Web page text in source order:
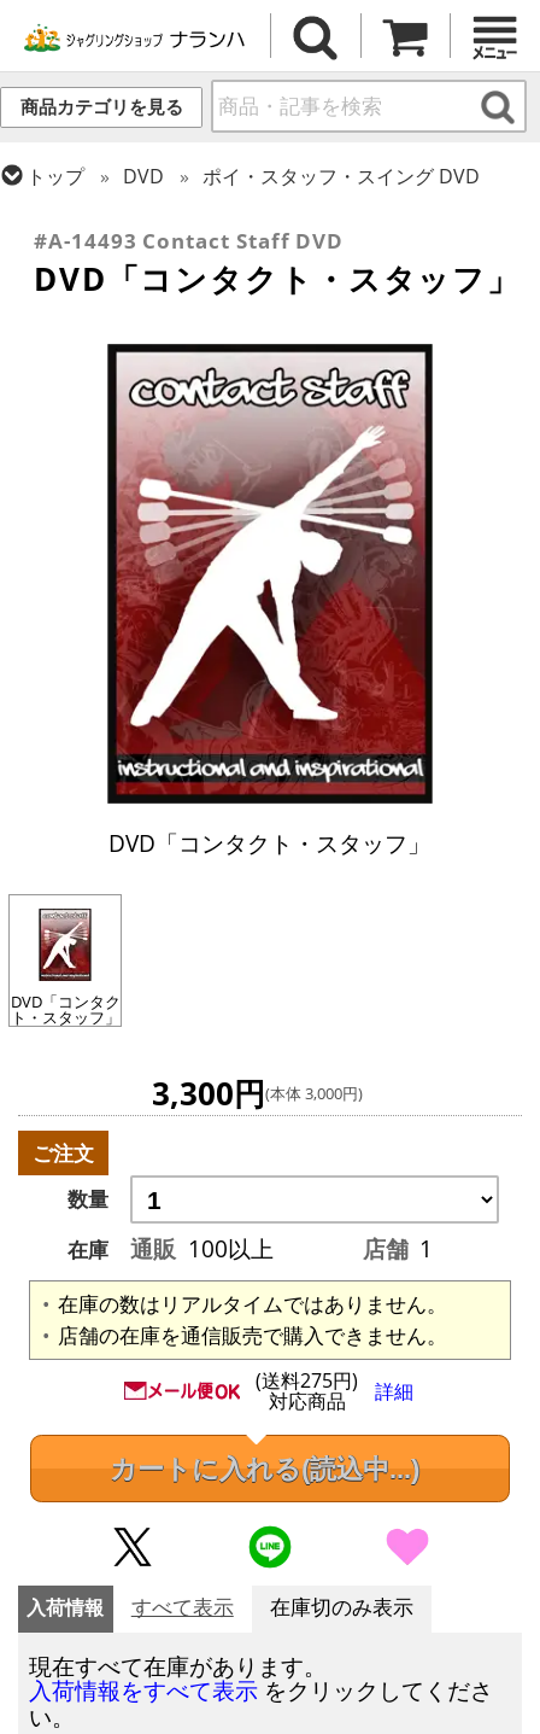
商品カテゴリを見る
トップ DVD
ポイ・スタッフ・スイング DVD
その他スイング・関連商品
#A-14493 Contact Staff DVD
DVD「コンタクト・スタッフ」
DVD「コンタクト・スタッフ」
DVD「コンタク
ト・スタッフ」
3,300円(本体 3,000円)
ご注文
数量
在庫
通販 100以上 店舗 1
在庫の数はリアルタイムではありません。
店舗の在庫を通信販売で購入できません。
(送料275円)
対応商品 詳細
カートに入れる(読込中...)
入荷情報 すべて表示 在庫切のみ表示
現在すべて在庫があります。
入荷情報をすべて表示 をクリックしてくださ
い。